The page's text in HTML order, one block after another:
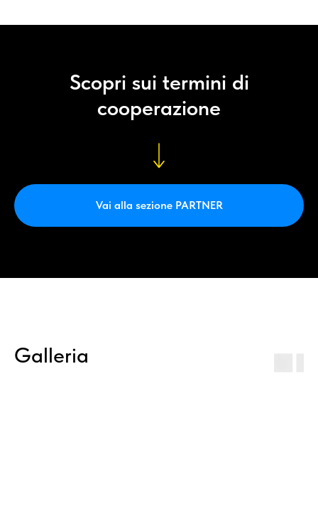
Scopri sui termini di
cooperazione
Vai alla sezione PARTNER
Galleria